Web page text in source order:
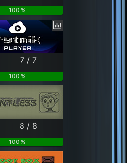
100 %
7 / 7
100 %
8 / 8
100 %